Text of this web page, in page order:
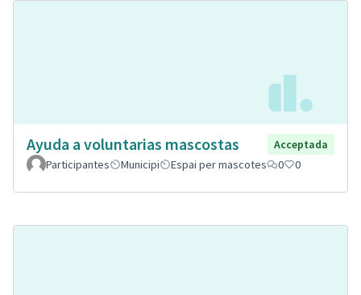
Ayuda a voluntarias mascostas
Acceptada
Participantes
Municipi Espai per mascotes 0 0